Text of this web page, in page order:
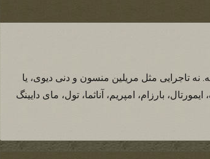
تاجرایی مثل مریلین منسون و دنی دیوی، یا
بارزام، امپریم، آناثما، تول، مای دایینگ